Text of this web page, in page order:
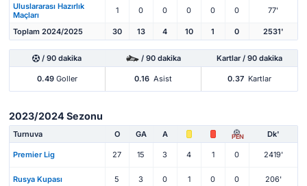
Uluslararası Hazırlık
Maçları
1 0 0 0 0 0 77'
Toplam 2024/2025 30 13 4 10 1 0 2531'
/ 90 dakika / 90 dakika Kartlar / 90 dakika
0.49Goller 0.16 Asist 0.37 Kartlar
2023/2024 Sezonu
Turnuva O GA A PEN Dk'
Premier Lig 27 15 3 4 1 0 2419'
Rusya Kupası 5 3 0 1 0 0 206'